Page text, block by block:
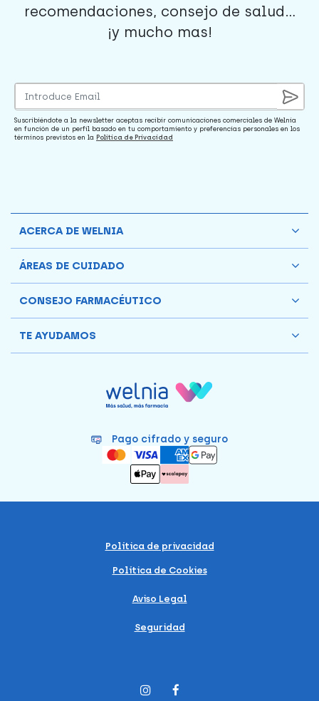
recomendaciones, consejo de salud...
¡y mucho mas!
Suscribiéndote a la newsletter aceptas recibir comunicaciones comerciales de Welnia
en función de un perfil basado en tu comportamiento y preferencias personales en los
términos previstos en la Política de Privacidad
Pago cifrado y seguro
ACERCA DE WELNIA
ÁREAS DE CUIDADO
CONSEJO FARMACÉUTICO
TE AYUDAMOS
Política de privacidad
Política de Cookies
Aviso Legal
Seguridad